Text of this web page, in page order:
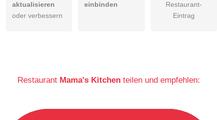
aktualisieren
oder verbessern
einbinden
Restaurant-
Eintrag
Restaurant Mama's Kitchenteilen und empfehlen: